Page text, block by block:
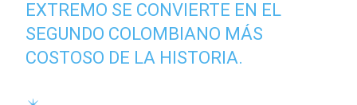
EXTREMO SE CONVIERTE EN EL
SEGUNDO COLOMBIANO MÁS
COSTOSO DE LA HISTORIA.